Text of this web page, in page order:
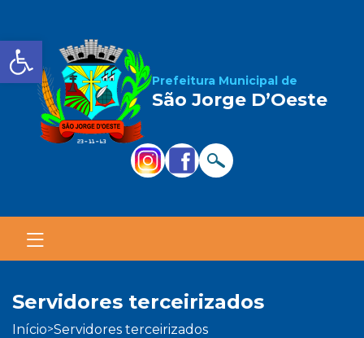
Barra de Ferramentas
Prefeitura Municipal de
São Jorge D’Oeste
servidores terceirizados
início> servidores terceirizados